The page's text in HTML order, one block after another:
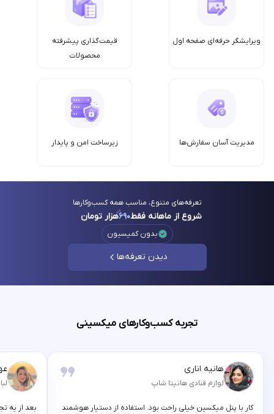
ویرایشگر حرفه‌ای صفحه اول
قیمت‌گذاری پیشرفته
محصولات
مدیریت آسان سفارش‌ها زیرساخت امن‌ و پایدار
تعرفه‌های متنوع، مناسب همه کسب‌وکارها
شروع از ماهانه فقط۶۹۰هزار تومان
بدون کمیسیون
دیدن تعرفه‌ها
تجربه کسب‌وکارهای میکسینی
هانیه اناری
لوازم قنادی هانیتا شاپ
کار با پنل میکسین خیلی راحت بود. استفاده از دستیار هوشمند
بعد از یه